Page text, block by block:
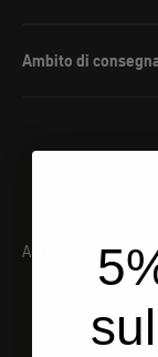
Ambito di
ALTRE NOTIZIE